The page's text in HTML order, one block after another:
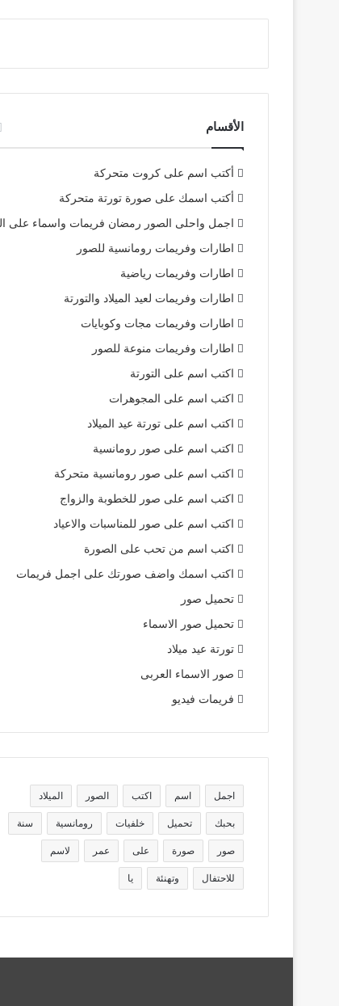
الأقسام
أكتب اسم على كروت متحركة
أكتب اسمك على صورة تورتة متحركة
اجمل واحلى الصور رمضان فريمات واسماء على
اطارات وفريمات رومانسية للصور
اطارات وفريمات رياضية
اطارات وفريمات لعيد الميلاد والتورتة
اطارات وفريمات مجات وكوبايات
اطارات وفريمات منوعة للصور
اكتب اسم على التورتة
اكتب اسم على المجوهرات
اكتب اسم على تورتة عيد الميلاد
اكتب اسم على صور رومانسية
اكتب اسم على صور رومانسية متحركة
اكتب اسم على صور للخطوبة والزواج
اكتب اسم على صور للمناسبات والاعياد
اكتب اسم من تحب على الصورة
اكتب اسمك واضف صورتك على اجمل فريمات
تحميل صور
تحميل صور الاسماء
تورتة عيد ميلاد
صور الاسماء العربى
فريمات فيديو
اجمل اسم اكتب الصور الميلاد
بحبك تحميل خلفيات رومانسية سنة
صور صورة على عمر لاسم
للاحتفال وتهنئة يا